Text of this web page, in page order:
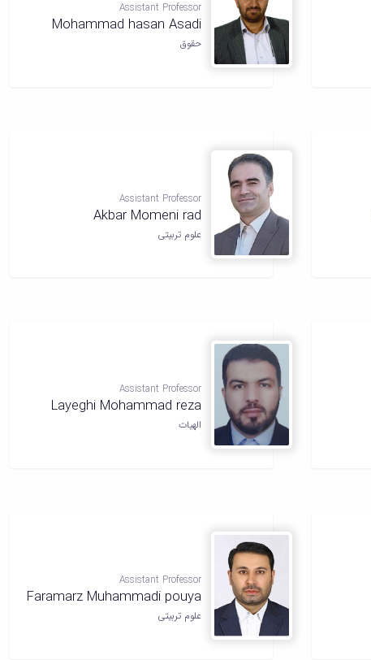
Assistant Professor
Mohammad hasan Asadi
حقوق
Assistant Professor
Akbar Momeni rad
علوم تربیتی
Assistant Professor
Layeghi Mohammad reza
الهیات
Assistant Professor
Faramarz Muhammadi pouya
علوم تربیتی